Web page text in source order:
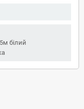
білий